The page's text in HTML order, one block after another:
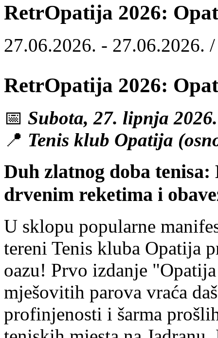
RetrOpatija 2026:
27.06.2026. - 27.06.2026.
RetrOpatija 2026:
📅 Subota, 27. lipnja 2026.
📍 Tenis klub Opatija
Duh zlatnog doba
drvenim reketima i
U sklopu popularne
tereni Tenis kluba Opatija
oazu! Prvo izdanje
mješovitih parova vraća
profinjenosti i šarma